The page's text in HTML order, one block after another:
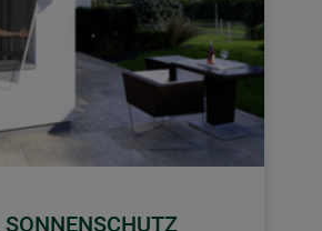
SONNENSCHUTZ